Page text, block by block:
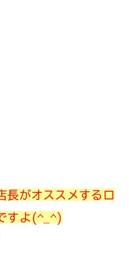
長がオススメするロ
すよ(^_^)